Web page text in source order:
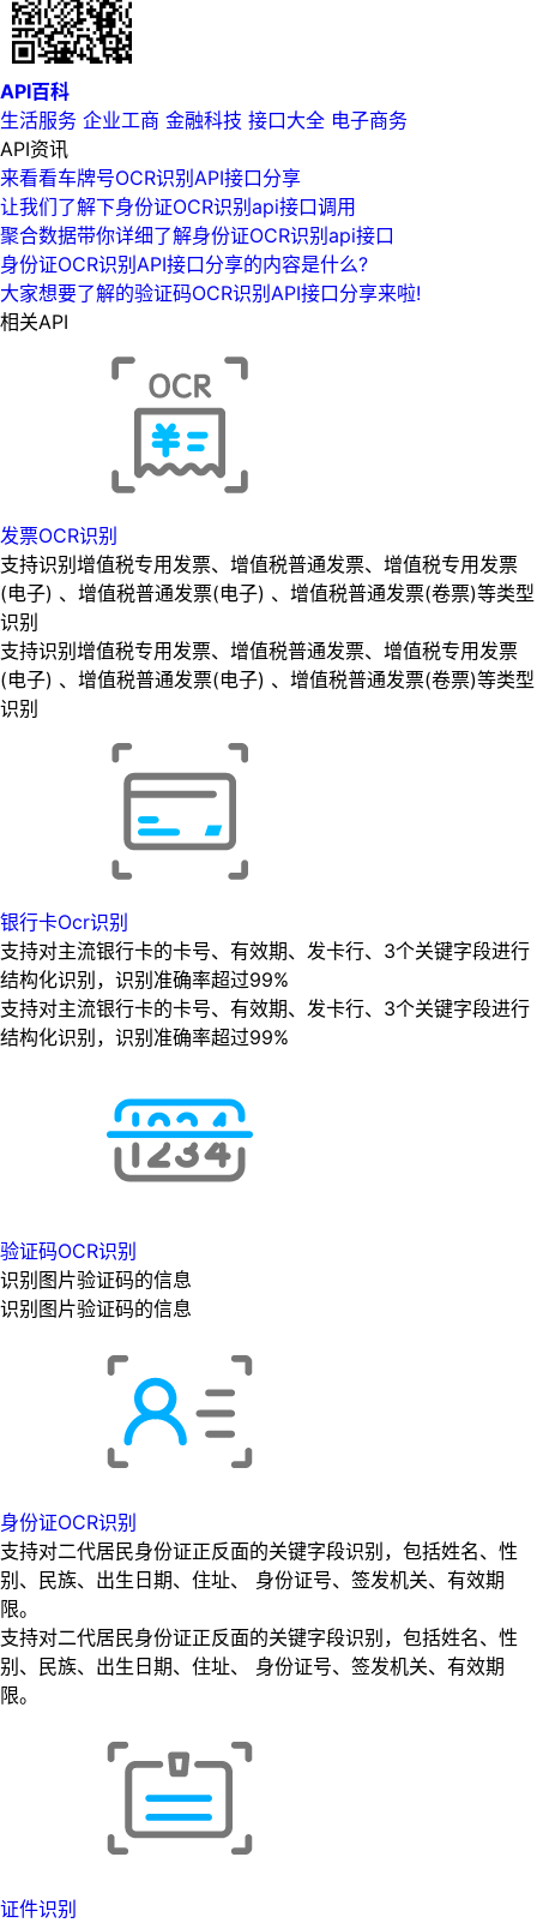
API百科
生活服务 企业工商 金融科技 接口大全 电子商务
API资讯
来看看车牌号OCR识别API接口分享
让我们了解下身份证OCR识别api接口调用
聚合数据带你详细了解身份证OCR识别api接口
身份证OCR识别API接口分享的内容是什么?
大家想要了解的验证码OCR识别API接口分享来啦!
相关API
发票OCR识别
支持识别增值税专用发票、增值税普通发票、增值税专用发票
(电子) 、增值税普通发票(电子) 、增值税普通发票(卷票)等类型
识别
支持识别增值税专用发票、增值税普通发票、增值税专用发票
(电子) 、增值税普通发票(电子) 、增值税普通发票(卷票)等类型
识别
银行卡Ocr识别
支持对主流银行卡的卡号、有效期、发卡行、3个关键字段进行
结构化识别，识别准确率超过99%
支持对主流银行卡的卡号、有效期、发卡行、3个关键字段进行
结构化识别，识别准确率超过99%
验证码OCR识别
识别图片验证码的信息
识别图片验证码的信息
身份证OCR识别
支持对二代居民身份证正反面的关键字段识别，包括姓名、性
别、民族、出生日期、住址、 身份证号、签发机关、有效期
限。
支持对二代居民身份证正反面的关键字段识别，包括姓名、性
别、民族、出生日期、住址、 身份证号、签发机关、有效期
限。
证件识别